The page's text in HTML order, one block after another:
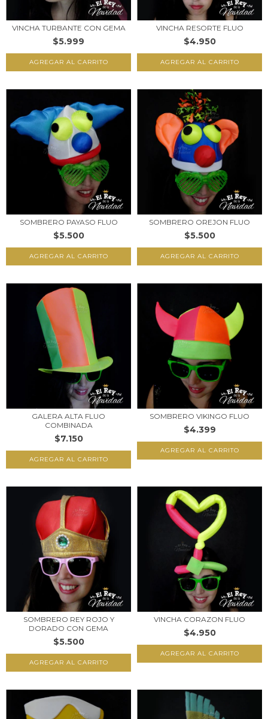
VINCHA TURBANTE CON GEMA
$5.999
VINCHA RESORTE FLUO
$4.950
SOMBRERO PAYASO FLUO
$5.500
SOMBRERO OREJON FLUO
$5.500
GALERA ALTA FLUO
COMBINADA
$7.150
SOMBRERO VIKINGO FLUO
$4.399
SOMBRERO REY ROJO Y
DORADO CON GEMA
$5.500
VINCHA CORAZON FLUO
$4.950